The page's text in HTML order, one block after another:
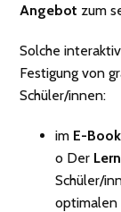
Angebot zum
Solche
Festigung von
Schüler/innen:
im E-
o Der
Schüler/
optimalen